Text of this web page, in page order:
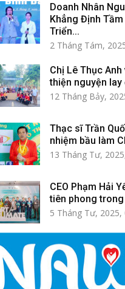
Doanh Nhân
Khẳng Định
Triển...
2 Tháng Tám,
Chị Lê Thục
thiện nguyện lay
12 Tháng Bảy,
Thạc sĩ Trần
nhiệm bầu làm
13 Tháng Tư,
CEO Phạm Hải
tiên phong trong
5 Tháng Tư, 2025,